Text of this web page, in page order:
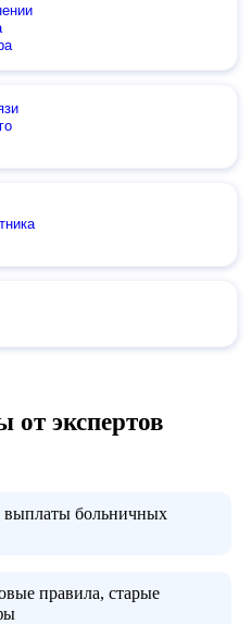
от экспертов
выплаты больничных
правила, старые